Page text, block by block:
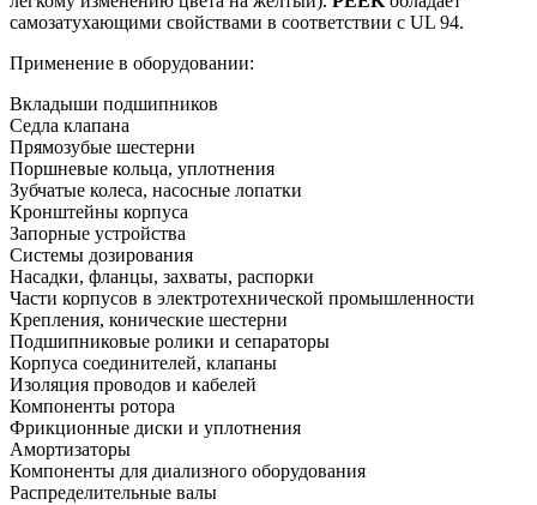
самозатухающими свойствами в соответствии с UL 94.
Применение в оборудовании:
Вкладыши подшипников
Седла клапана
Прямозубые шестерни
Поршневые кольца, уплотнения
Зубчатые колеса, насосные лопатки
Кронштейны корпуса
Запорные устройства
Системы дозирования
Насадки, фланцы, захваты, распорки
Части корпусов в электротехнической промышленности
Крепления, конические шестерни
Подшипниковые ролики и сепараторы
Корпуса соединителей, клапаны
Изоляция проводов и кабелей
Компоненты ротора
Фрикционные диски и уплотнения
Амортизаторы
Компоненты для диализного оборудования
Распределительные валы